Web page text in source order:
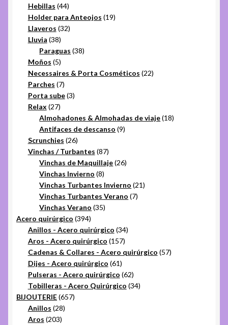
Hebillas 4444
productos
Holder para Anteojos 1919
Llaveros 3232
Lluvia 3838
productos
Paraguas 3838
Moños 55
productos
Necessaires & Porta Cosméticos 2222
Parches 77
productos
Porta sube 33
Relax 2727
productos
Almohadones & Almohadas de viaje 1818
Antifaces de descanso 99
Scrunchies 2626
productos
Vinchas / Turbantes 8787
productos
Vinchas de Maquillaje 2626
Vinchas Invierno 88
productos
Vinchas Turbantes Invierno 2121
Vinchas Turbantes Verano 77
Vinchas Verano 3535
Acero quirúrgico 394394
productos
Anillos - Acero quirúrgico 3434
Aros - Acero quirúrgico 157157
productos
Cadenas & Collares - Acero quirúrgico 5757
Dijes - Acero quirúrgico 6161
productos
Pulseras - Acero quirúrgico 6262
productos
Tobilleras - Acero Quirúrgico 3434
BIJOUTERIE 657657
Anillos 2828
Aros 203203